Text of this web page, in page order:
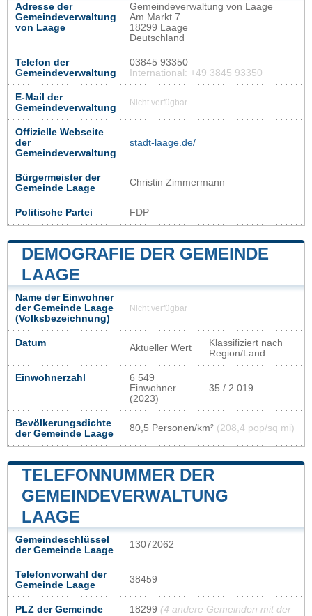
Adresse der
Gemeindeverwaltung
von Laage
Gemeindeverwaltung von Laage
Am Markt 7
18299 Laage
Deutschland
Telefon der
Gemeindeverwaltung
03845 93350
International: +49 3845 93350
E-Mail der
Gemeindeverwaltung
Nicht verfügbar
Offizielle Webseite
der
Gemeindeverwaltung
stadt-laage.de/
Bürgermeister der
Gemeinde Laage
Christin Zimmermann
Politische Partei FDP
DEMOGRAFIE DER GEMEINDE
LAAGE
Name der Einwohner
der Gemeinde Laage
(Volksbezeichnung)
Nicht verfügbar
Datum Aktueller Wert
Klassifiziert nach
Region/Land
Einwohnerzahl
6 549
Einwohner
(2023)
35 / 2 019
Bevölkerungsdichte
der Gemeinde Laage
80,5 Personen/km² (208,4 pop/sq mi)
TELEFONNUMMER DER
GEMEINDEVERWALTUNG
LAAGE
Gemeindeschlüssel
der Gemeinde Laage
13072062
Telefonvorwahl der
Gemeinde Laage
38459
PLZ der Gemeinde
18299 (4 andere Gemeinden mit der